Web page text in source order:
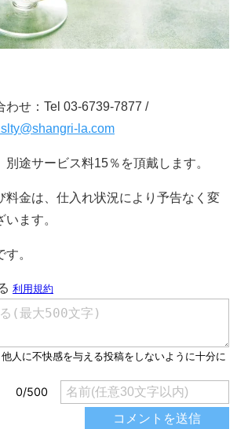
せ：Tel 03-6739-7877 /
la.com
途サービス料15％を頂戴します。
金は、仕入れ状況により予告なく変
ます。
。